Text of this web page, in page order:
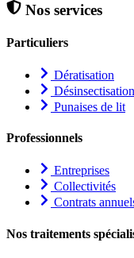
Nos services
Particuliers
Dératisation
Désinsectisation
Punaises de lit
Professionnels
Entreprises
Collectivités
Contrats
Nos traitements